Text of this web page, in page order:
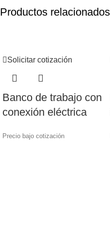
Productos relacionados
Solicitar cotización
Banco de trabajo con
conexión eléctrica
Precio bajo cotización